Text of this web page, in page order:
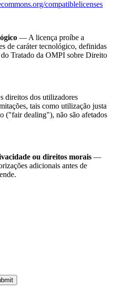
compatiblelicenses
— A licença proíbe a
de caráter tecnológico, definidas
Tratado da OMPI sobre Direito
direitos dos utilizadores
tais como utilização justa
("fair dealing"), não são afetados
ou direitos morais —
adicionais antes de